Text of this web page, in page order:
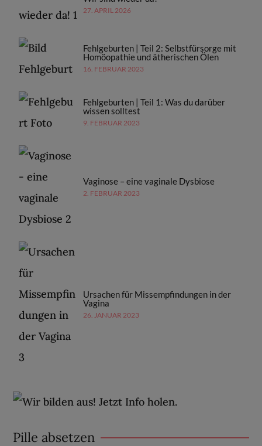
27. APRIL 2026
Fehlgeburten | Teil 2: Selbstfürsorge mit
Homöopathie und ätherischen Ölen
16. FEBRUAR 2023
Fehlgeburten | Teil 1: Was du darüber
wissen solltest
9. FEBRUAR 2023
Vaginose – eine vaginale Dysbiose
2. FEBRUAR 2023
Ursachen für Missempfindungen in der
Vagina
26. JANUAR 2023
Pille absetzen